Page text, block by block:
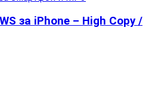
за iPhone – High Copy /